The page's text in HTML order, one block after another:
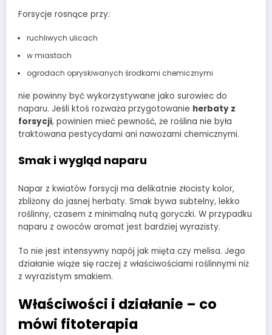
Forsycje rosnące przy:
ruchliwych ulicach
w miastach
ogrodach opryskiwanych środkami chemicznymi
nie powinny być wykorzystywane jako surowiec do
naparu. Jeśli ktoś rozważa przygotowanie herbaty z
forsycji, powinien mieć pewność, że roślina nie była
traktowana pestycydami ani nawozami chemicznymi.
Smak i wygląd naparu
Napar z kwiatów forsycji ma delikatnie złocisty kolor,
zbliżony do jasnej herbaty. Smak bywa subtelny, lekko
roślinny, czasem z minimalną nutą goryczki. W przypadku
naparu z owoców aromat jest bardziej wyrazisty.
To nie jest intensywny napój jak mięta czy melisa. Jego
działanie wiąże się raczej z właściwościami roślinnymi niż
z wyrazistym smakiem.
Właściwości i działanie – co
mówi fitoterapia